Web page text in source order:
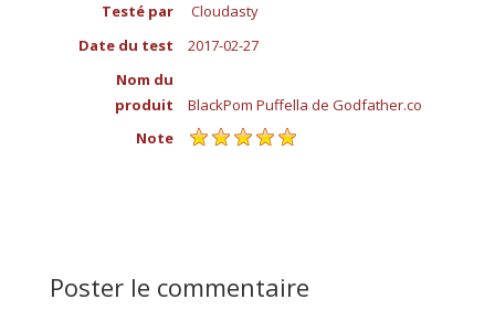
Testé par
Cloudasty
Date du test
2017-02-27
Nom du
produit
BlackPom Puffella de Godfather.co
Note
Poster le commentaire